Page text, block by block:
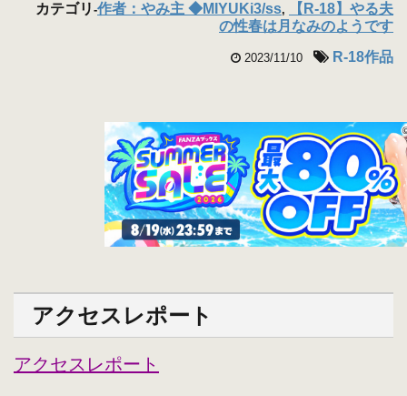
カテゴリ -作者：やみ主 ◆MIYUKi3/ss,
【R-18】やる夫
の性春は月なみのようです
2023/11/10 R-18作品
アクセスレポート
アクセスレポート